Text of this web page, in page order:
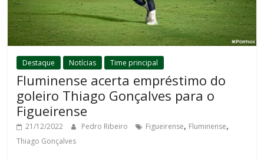
Destaque Notícias Time principal
Fluminense acerta empréstimo do
goleiro Thiago Gonçalves para o
Figueirense
21/12/2022 Pedro Ribeiro Figueirense, Fluminense,
Thiago Gonçalves